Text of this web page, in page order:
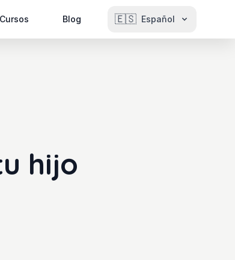
Cursos Blog 🇪🇸 Español
hijo